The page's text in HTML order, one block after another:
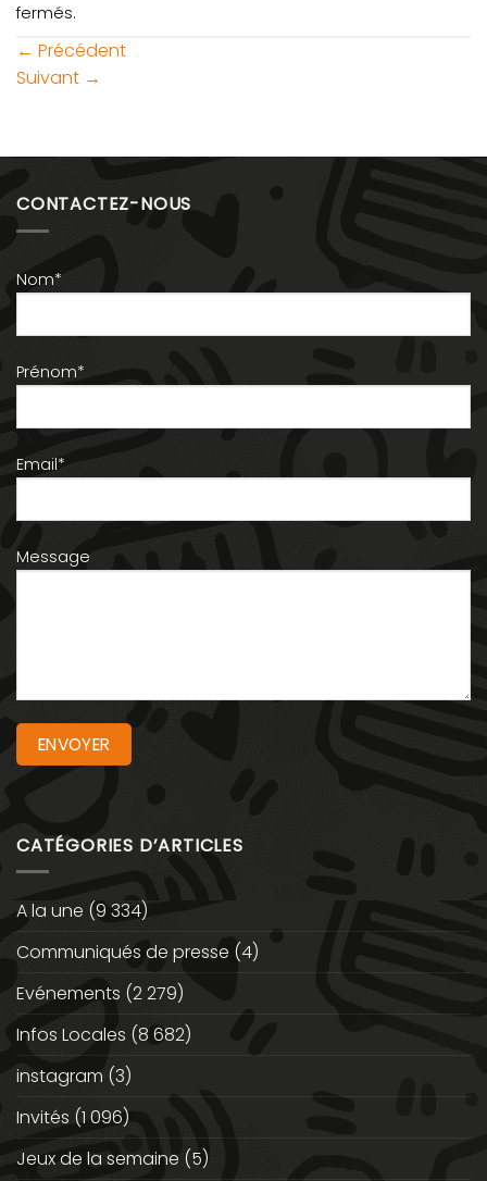
fermés.
← Précédent
Suivant →
CONTACTEZ-NOUS
Nom*
Prénom*
Email*
Message
CATÉGORIES D’ARTICLES
A la une (9 334)
Communiqués de presse (4)
Evénements (2 279)
Infos Locales (8 682)
instagram (3)
Invités (1 096)
Jeux de la semaine (5)